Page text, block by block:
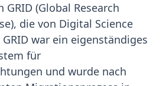
(Global Research
die von Digital Science
war ein eigenständiges
für
und wurde nach